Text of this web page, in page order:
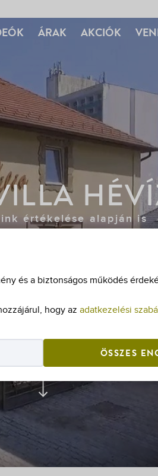
és a biztonságos működés
hogy az adatkezelési
ÖSSZES
ÁRAK AKCIÓK
értékelése alapján is
FEDEZZE FEL